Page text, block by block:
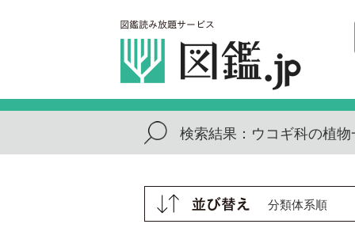
検索結果： ウコギ科の植